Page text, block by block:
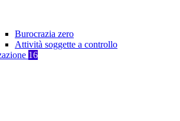
Burocrazia zero
Attività soggette a controllo
16